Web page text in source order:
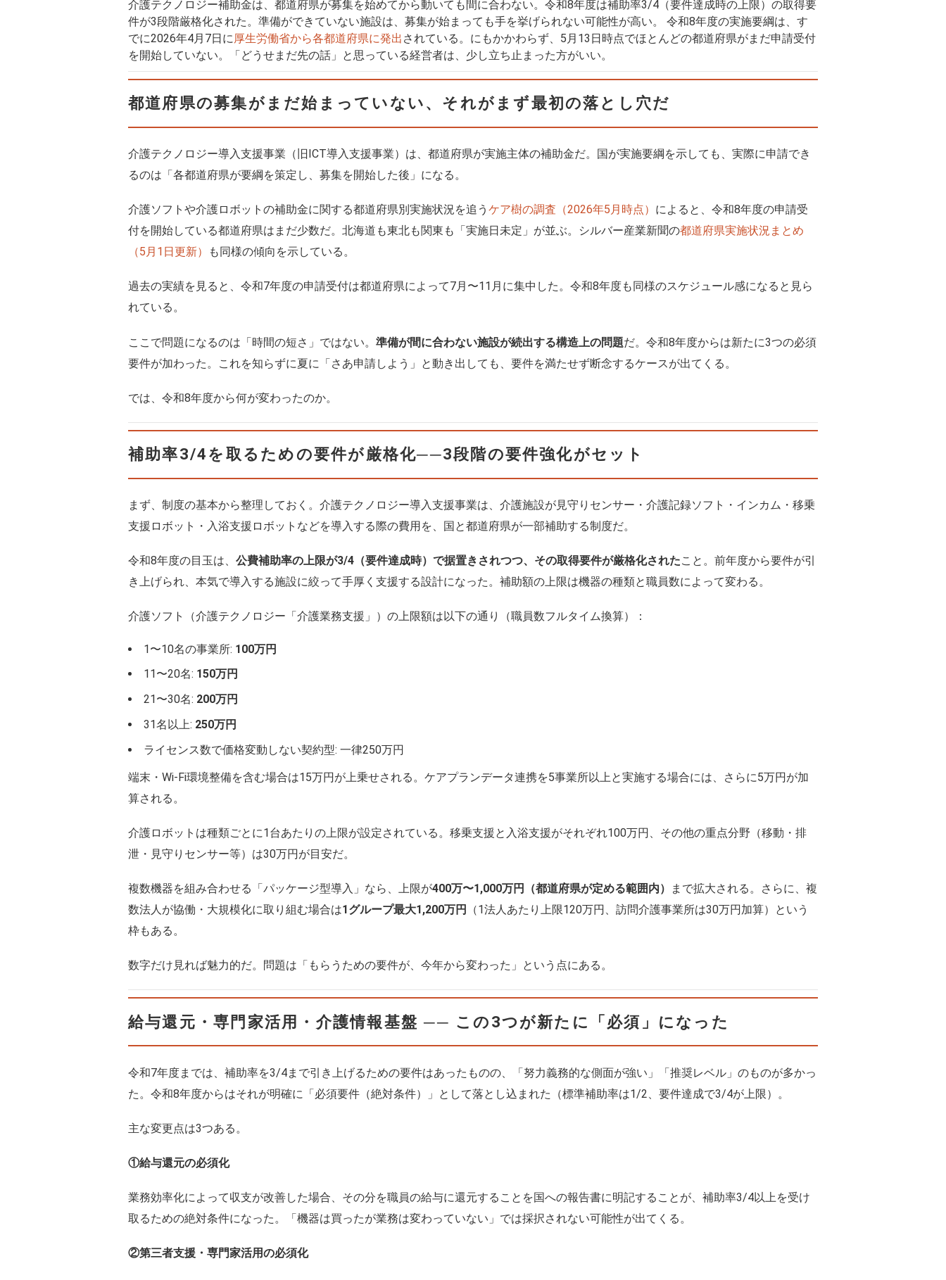
介護テクノロジー補助金は、都道府県が募集を始めてから動いても間に合わない。令和8年度は補助率3/4（要件達成時の上限）の取得要
件が3段階厳格化された。準備ができていない施設は、募集が始まっても手を挙げられない可能性が高い。 令和8年度の実施要綱は、す
でに2026年4月7日に厚生労働省から各都道府県に発出 されている。にもかかわらず、5月13日時点でほとんどの都道府県がまだ申請受付
を開始していない。「どうせまだ先の話」と思っている経営者は、少し立ち止まった方がいい。
都道府県の募集がまだ始まっていない、それがまず最初の落とし穴だ
介護テクノロジー導入支援事業（旧ICT導入支援事業）は、都道府県が実施主体の補助金だ。国が実施要綱を示しても、実際に申請でき
るのは「各都道府県が要綱を策定し、募集を開始した後」になる。
介護ソフトや介護ロボットの補助金に関する都道府県別実施状況を追う ケア樹の調査（2026年5月時点） によると、令和8年度の申請受
付を開始している都道府県はまだ少数だ。北海道も東北も関東も「実施日未定」が並ぶ。シルバー産業新聞の都道府県実施状況まとめ
（5月1日更新）
も同様の傾向を示している。
過去の実績を見ると、令和7年度の申請受付は都道府県によって7月〜11月に集中した。令和8年度も同様のスケジュール感になると見ら
れている。
ここで問題になるのは「時間の短さ」ではない。 準備が間に合わない施設が続出する構造上の問題だ。令和8年度からは新たに3つの必須
要件が加わった。これを知らずに夏に「さあ申請しよう」と動き出しても、要件を満たせず断念するケースが出てくる。
では、令和8年度から何が変わったのか。
補助率3/4を取るための要件が厳格化──3段階の要件強化がセット
まず、制度の基本から整理しておく。介護テクノロジー導入支援事業は、介護施設が見守りセンサー・介護記録ソフト・インカム・移乗
支援ロボット・入浴支援ロボットなどを導入する際の費用を、国と都道府県が一部補助する制度だ。
令和8年度の目玉は、 公費補助率の上限が3/4（要件達成時）で据置きされつつ、その取得要件が厳格化されたこと。前年度から要件が引
き上げられ、本気で導入する施設に絞って手厚く支援する設計になった。補助額の上限は機器の種類と職員数によって変わる。
介護ソフト（介護テクノロジー「介護業務支援」）の上限額は以下の通り（職員数フルタイム換算）：
1〜10名の事業所: 100万円
11〜20名: 150万円
21〜30名: 200万円
31名以上: 250万円
ライセンス数で価格変動しない契約型: 一律250万円
端末・Wi-Fi環境整備を含む場合は15万円が上乗せされる。ケアプランデータ連携を5事業所以上と実施する場合には、さらに5万円が加
算される。
介護ロボットは種類ごとに1台あたりの上限が設定されている。移乗支援と入浴支援がそれぞれ100万円、その他の重点分野（移動・排
泄・見守りセンサー等）は30万円が目安だ。
複数機器を組み合わせる「パッケージ型導入」なら、上限が400万〜1,000万円（都道府県が定める範囲内）
まで拡大される。さらに、複
数法人が協働・大規模化に取り組む場合は1グループ最大1,200万円
（1法人あたり上限120万円、訪問介護事業所は30万円加算）という
枠もある。
数字だけ見れば魅力的だ。問題は「もらうための要件が、今年から変わった」という点にある。
給与還元・専門家活用・介護情報基盤 ── この3つが新たに「必須」になった
令和7年度までは、補助率を3/4まで引き上げるための要件はあったものの、「努力義務的な側面が強い」「推奨レベル」のものが多かっ
た。令和8年度からはそれが明確に「必須要件（絶対条件）」として落とし込まれた（標準補助率は1/2、要件達成で3/4が上限）。
主な変更点は3つある。
①給与還元の必須化
業務効率化によって収支が改善した場合、その分を職員の給与に還元することを国への報告書に明記することが、補助率3/4以上を受け
取るための絶対条件になった。「機器は買ったが業務は変わっていない」では採択されない可能性が出てくる。
②第三者支援・専門家活用の必須化